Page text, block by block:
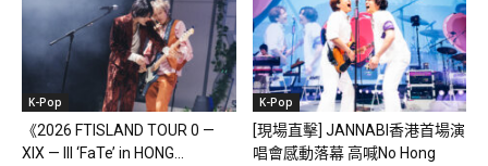
K-Pop
《2026 FTISLAND TOUR 0 —
XIX — III ‘FaTe’ in HONG...
K-Pop
[現場直擊] JANNABI香港首場演
唱會感動落幕 高喊No Hong